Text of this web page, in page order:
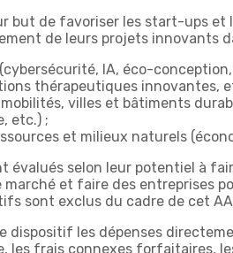
but de favoriser les start-ups
de leurs projets innovants
IA, éco-
thérapeutiques innovantes,
villes et bâtiments
etc.) ;
et milieux naturels
évalués selon leur potentiel à
et faire des entreprises
sont exclus du cadre de cet
dispositif les dépenses
les frais connexes forfaitaires,